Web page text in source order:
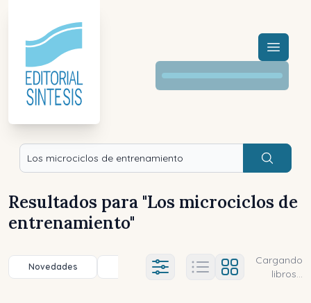
Menú
Buscar
Resultados para "Los microciclos de
entrenamiento"
Novedades Título (a-z) Título (z-a)
Ajustes abierto
Cargando
libros...